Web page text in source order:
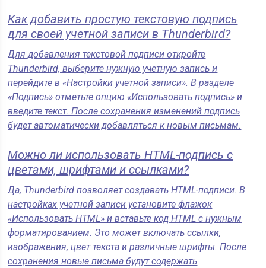
Как добавить простую текстовую подпись
для своей учетной записи в Thunderbird?
Для добавления текстовой подписи откройте
Thunderbird, выберите нужную учетную запись и
перейдите в «Настройки учетной записи». В разделе
«Подпись» отметьте опцию «Использовать подпись» и
введите текст. После сохранения изменений подпись
будет автоматически добавляться к новым письмам.
Можно ли использовать HTML-подпись с
цветами, шрифтами и ссылками?
Да, Thunderbird позволяет создавать HTML-подписи. В
настройках учетной записи установите флажок
«Использовать HTML» и вставьте код HTML с нужным
форматированием. Это может включать ссылки,
изображения, цвет текста и различные шрифты. После
сохранения новые письма будут содержать